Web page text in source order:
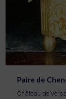
Paire de
Château de